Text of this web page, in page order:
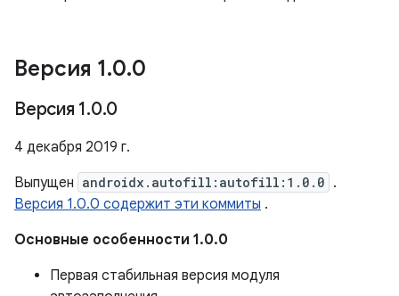
Версия 1.0.0
Версия 1.0.0
4 декабря 2019 г.
Выпущен androidx.autofill:autofill:1.0.0 .
Версия 1.0.0 содержит эти коммиты .
Основные особенности 1.0.0
Первая стабильная версия модуля